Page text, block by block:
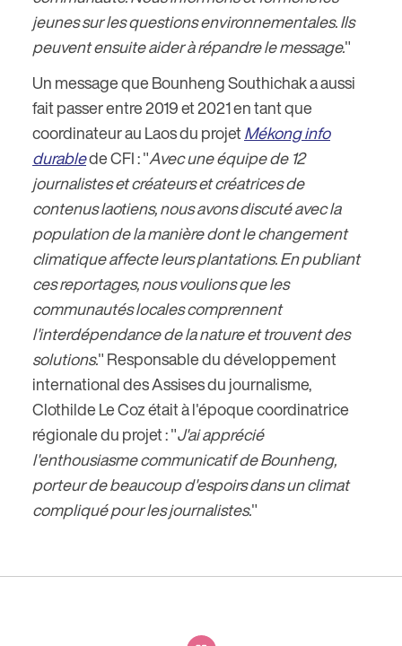
jeunes sur les questions environnementales. Ils
peuvent ensuite aider à répandre le message."
Un message que Bounheng Southichak a aussi
fait passer entre 2019 et 2021 en tant que
coordinateur au Laos du projetMékong info
durablede CFI : "Avec une équipe de 12
journalistes et créateurs et créatrices de
contenus laotiens, nous avons discuté avec la
population de la manière dont le changement
climatique affecte leurs plantations. En publiant
ces reportages, nous voulions que les
communautés locales comprennent
l'interdépendance de la nature et trouvent des
solutions." Responsable du développement
international des Assises du journalisme,
Clothilde Le Coz était à l'époque coordinatrice
régionale du projet : "J'ai apprécié
l'enthousiasme communicatif de Bounheng,
porteur de beaucoup d'espoirs dans un climat
compliqué pour les journalistes."